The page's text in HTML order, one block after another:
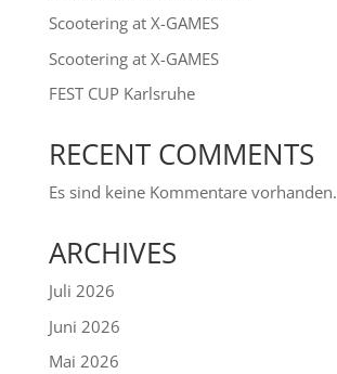
Scootering at X-GAMES
Scootering at X-GAMES
FEST CUP Karlsruhe
RECENT COMMENTS
Es sind keine Kommentare vorhanden.
ARCHIVES
Juli 2026
Juni 2026
Mai 2026